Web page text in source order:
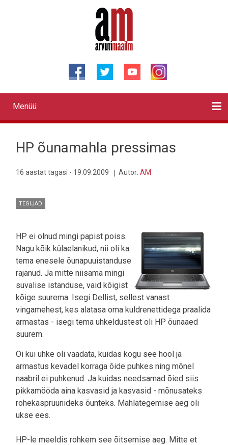
Primary
links
Menüü
HP õunamahla pressimas
16 aastat tagasi - 19.09.2009 Autor: AM
TEGIJAD
HP ei olnud mingi papist poiss.
Nagu kõik külaelanikud, nii oli ka
tema enesele õunapuuistanduse
rajanud. Ja mitte niisama mingi
suvalise istanduse, vaid kõigist
kõige suurema. Isegi Dellist, sellest vanast
vingamehest, kes alatasa oma kuldrenettidega praalida
armastas - isegi tema uhkeldustest oli HP õunaaed
suurem.
Oi kui uhke oli vaadata, kuidas kogu see hool ja
armastus kevadel korraga õide puhkes ning mõnel
naabril ei puhkenud. Ja kuidas needsamad õied siis
pikkamööda aina kasvasid ja kasvasid - mõnusateks
rohekaspruunideks õunteks. Mahlategemise aeg oli
ukse ees.
HP-le meeldis rohkem see õitsemise aeg. Mitte et